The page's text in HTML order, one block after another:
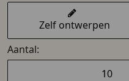
Zelf ontwerpen
Aantal: